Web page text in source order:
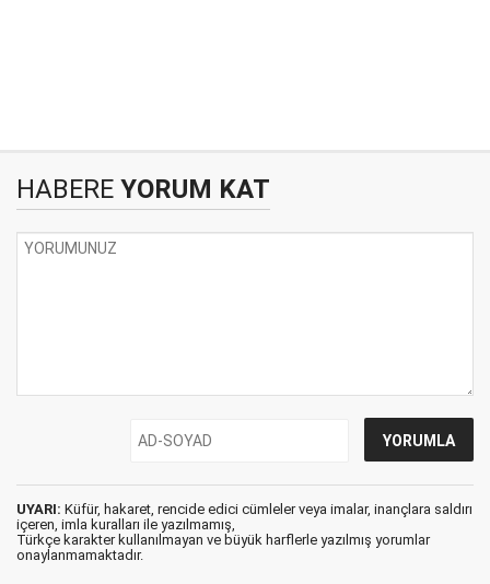
HABERE YORUM KAT
UYARI: Küfür, hakaret, rencide edici cümleler veya imalar, inançlara saldırı
içeren, imla kuralları ile yazılmamış,
Türkçe karakter kullanılmayan ve büyük harflerle yazılmış yorumlar
onaylanmamaktadır.